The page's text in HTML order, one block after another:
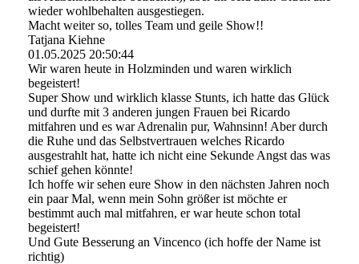
wieder wohlbehalten ausgestiegen.
Macht weiter so, tolles Team und geile Show!!
Tatjana Kiehne
01.05.2025 20:50:44
Wir waren heute in Holzminden und waren wirklich
begeistert!
Super Show und wirklich klasse Stunts, ich hatte das Glück
und durfte mit 3 anderen jungen Frauen bei Ricardo
mitfahren und es war Adrenalin pur, Wahnsinn! Aber durch
die Ruhe und das Selbstvertrauen welches Ricardo
ausgestrahlt hat, hatte ich nicht eine Sekunde Angst das was
schief gehen könnte!
Ich hoffe wir sehen eure Show in den nächsten Jahren noch
ein paar Mal, wenn mein Sohn größer ist möchte er
bestimmt auch mal mitfahren, er war heute schon total
begeistert!
Und Gute Besserung an Vincenco (ich hoffe der Name ist
richtig)